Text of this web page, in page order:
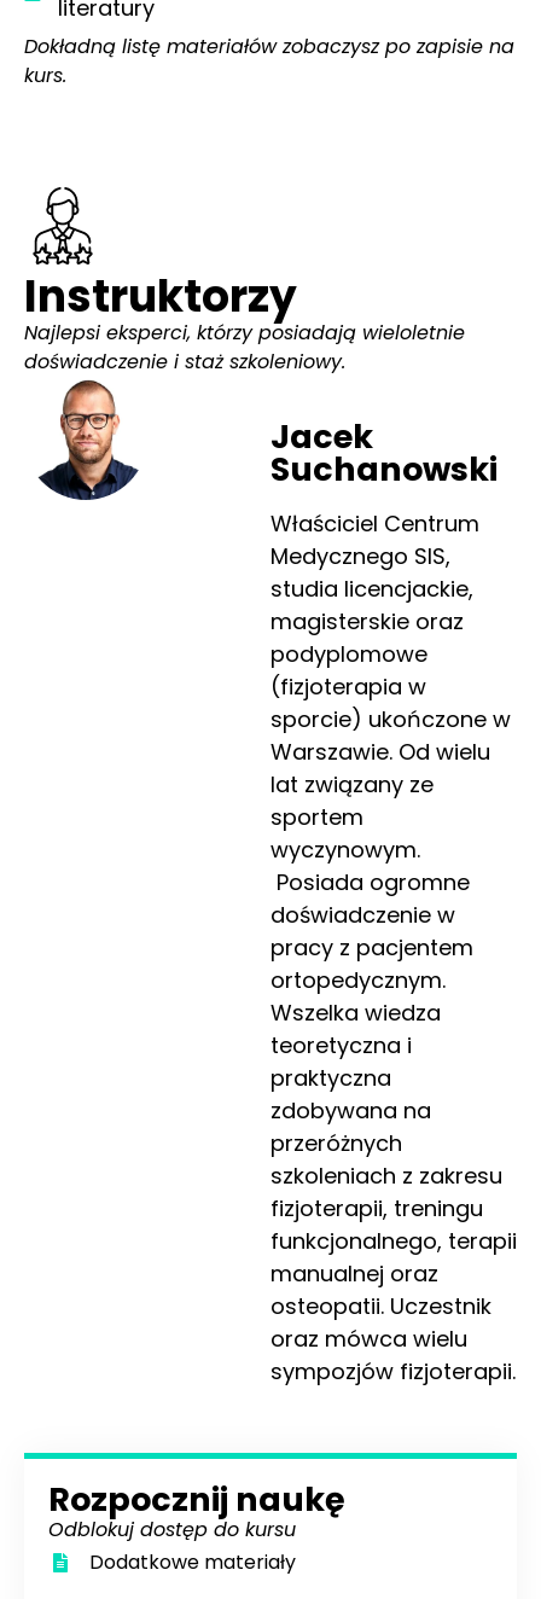
literatury
Dokładną listę materiałów zobaczysz po zapisie na
kurs.
Instruktorzy
Najlepsi eksperci, którzy posiadają wieloletnie
doświadczenie i staż szkoleniowy.
Jacek
Suchanowski
Właściciel Centrum
Medycznego SIS,
studia licencjackie,
magisterskie oraz
podyplomowe
(fizjoterapia w
sporcie) ukończone w
Warszawie. Od wielu
lat związany ze
sportem
wyczynowym.
Posiada ogromne
doświadczenie w
pracy z pacjentem
ortopedycznym.
Wszelka wiedza
teoretyczna i
praktyczna
zdobywana na
przeróżnych
szkoleniach z zakresu
fizjoterapii, treningu
funkcjonalnego, terapii
manualnej oraz
osteopatii. Uczestnik
oraz mówca wielu
sympozjów fizjoterapii.
Rozpocznij naukę
Odblokuj dostęp do kursu
Dodatkowe materiały